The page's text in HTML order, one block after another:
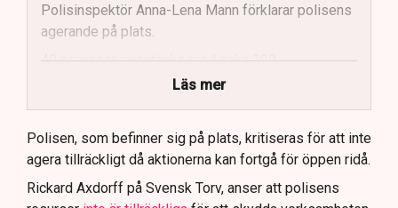
Polisinspektör Anna-Lena Mann förklarar polisens
agerande på plats.
40 personer misstänks med cirka 120
brottsmisstankar kopplade.
Polisen använder drönare och uniformerad polis
för att dokumentera bevis.
Samtidigt är polisarbetet komplext när det gäller
att navigera juridiska rättigheter och gränser.
Läs mer
Polisen, som befinner sig på plats, kritiseras för att inte
agera tillräckligt då aktionerna kan fortgå för öppen ridå.
Rickard Axdorff på Svensk Torv, anser att polisens